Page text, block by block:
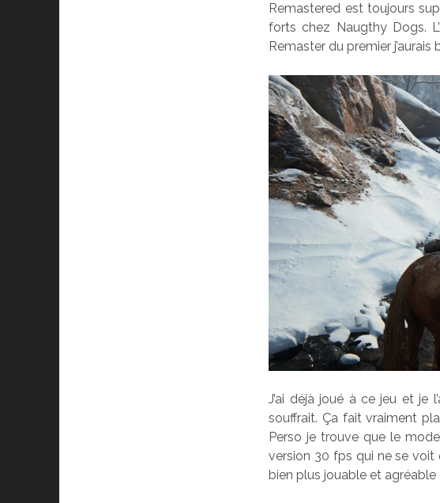
Remastered est toujours
forts chez Naugthy Dogs.
Remaster du premier
J’ai déjà joué à ce jeu et je
souffrait. Ça fait vraiment
Perso je trouve que le
version 30 fps qui ne se voit
bien plus jouable et